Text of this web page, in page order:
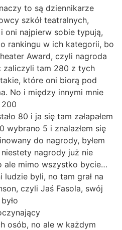
to są dziennikarze
szkół teatralnych,
oni najpierw sobie typują,
rankingu w ich kategorii, bo
Award, czyli nagroda
zaliczyli tam 280 z tych
które oni biorą pod
No i między innymi mnie
80 i ja się tam załapałem
wybrano 5 i znalazłem się
do nagrody, byłem
nagrody już nie
ale mimo wszystko bycie…
byli, no tam grał na
czyli Jaś Fasola, swój
osób, no ale w każdym